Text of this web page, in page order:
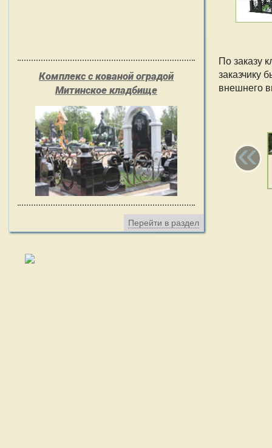
Комплекс с кованой оградой
Митинское кладбище
Перейти в раздел
По заказу
заказчику
внешнего
«